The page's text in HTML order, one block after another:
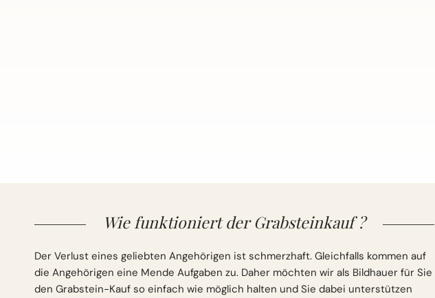
Wie funktioniert der Grabsteinkauf ?
Der Verlust eines geliebten Angehörigen ist schmerzhaft. Gleichfalls kommen auf
die Angehörigen eine Mende Aufgaben zu. Daher möchten wir als Bildhauer für Sie
den Grabstein-Kauf so einfach wie möglich halten und Sie dabei unterstützen